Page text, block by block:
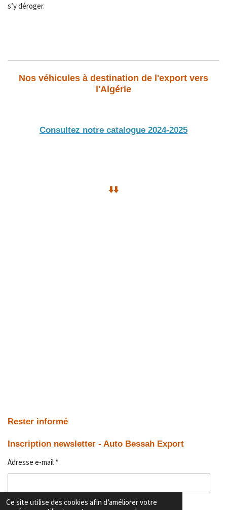
Ce site utilise des cookies afin d’améliorer votre
s’y déroger.
Nos véhicules à destination de l'export vers
l'Algérie
Consultez notre catalogue 2024-2025
⬇️⬇️
Rester informé
Inscription newsletter - Auto Bessah Export
Adresse e-mail *